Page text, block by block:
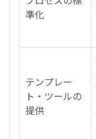
準化
テンプレー
ト・ツールの
提供